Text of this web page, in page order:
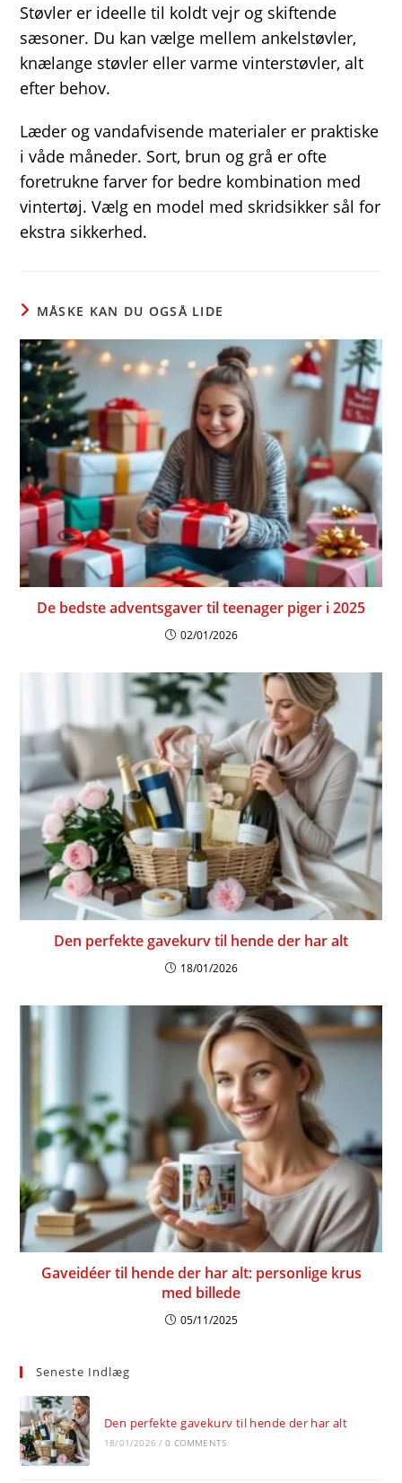
Støvler er ideelle til koldt vejr og skiftende
sæsoner. Du kan vælge mellem ankelstøvler,
knælange støvler eller varme vinterstøvler, alt
efter behov.
Læder og vandafvisende materialer er praktiske
i våde måneder. Sort, brun og grå er ofte
foretrukne farver for bedre kombination med
vintertøj. Vælg en model med skridsikker sål for
ekstra sikkerhed.
MÅSKE KAN DU OGSÅ LIDE
De bedste adventsgaver til teenager piger i 2025
02/01/2026
Den perfekte gavekurv til hende der har alt
18/01/2026
Gaveidéer til hende der har alt: personlige krus
med billede
05/11/2025
Seneste Indlæg
Den perfekte gavekurv til hende der har alt
18/01/2026 / 0 COMMENTS